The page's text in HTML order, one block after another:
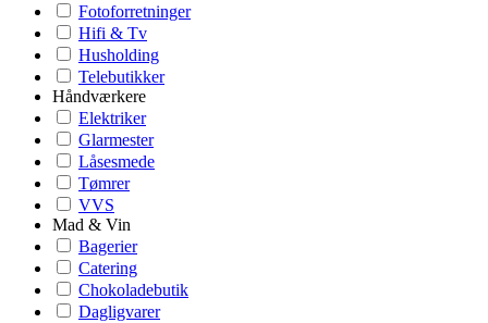
Fotoforretninger
Hifi & Tv
Husholding
Telebutikker
Håndværkere
Elektriker
Glarmester
Låsesmede
Tømrer
VVS
Mad & Vin
Bagerier
Catering
Chokoladebutik
Dagligvarer